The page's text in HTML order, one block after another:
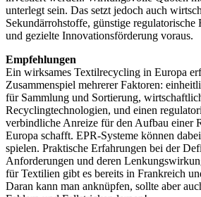
unterlegt sein. Das setzt jedoch auch
Sekundärrohstoffe, günstige regulatorische
und gezielte Innovationsförderung voraus.
Empfehlungen
Ein wirksames Textilrecycling in Europa
Zusammenspiel mehrerer Faktoren:
für Sammlung und Sortierung,
Recyclingtechnologien, und einen
verbindliche Anreize für den Aufbau einer
Europa schafft. EPR-Systeme können
spielen. Praktische Erfahrungen bei der
Anforderungen und deren
für Textilien gibt es bereits in Frankreich
Daran kann man anknüpfen, sollte aber